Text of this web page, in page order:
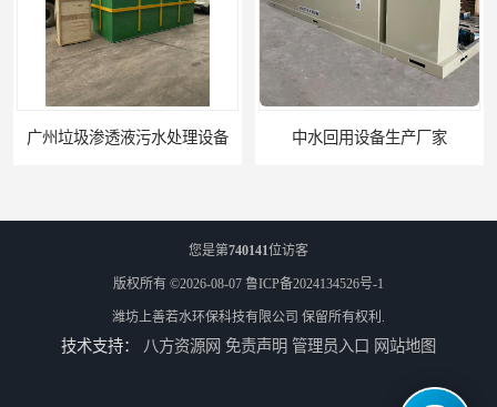
广州垃圾渗透液污水处理设备 中水回用设备生产厂家
您是第740141位访客
版权所有 ©2026-08-07 鲁ICP备2024134526号-1
潍坊上善若水环保科技有限公司 保留所有权利.
技术支持： 八方资源网 免责声明 管理员入口 网站地图